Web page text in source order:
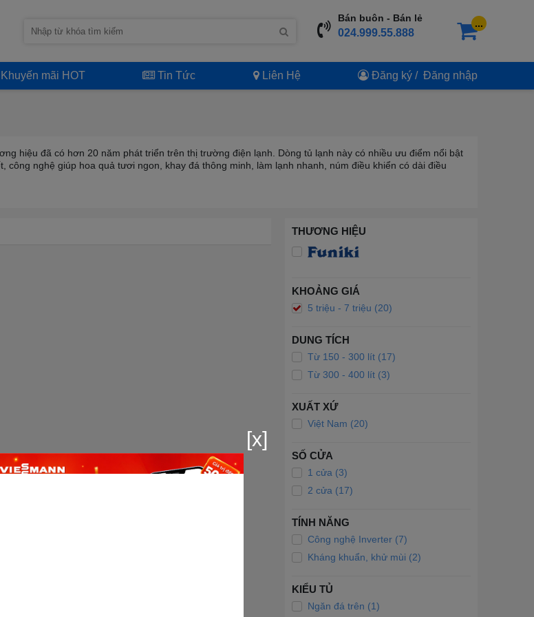
Bán buôn - Bán lẻ
024.999.55.888
...
Khuyến mãi HOT Tin Tức Liên Hệ Đăng ký / Đăng nhập
hiệu đã có hơn 20 năm phát triển trên thị trường điện lạnh. Dòng tủ lạnh này có nhiều ưu điểm nổi bật
nghệ giúp hoa quả tươi ngon, khay đá thông minh, làm lạnh nhanh, núm điều khiển có dài điều
THƯƠNG HIỆU
KHOẢNG GIÁ
5 triệu - 7 triệu (20)
DUNG TÍCH
Từ 150 - 300 lít (17)
Từ 300 - 400 lít (3)
XUẤT XỨ
Việt Nam (20)
SỐ CỬA
1 cửa (3)
2 cửa (17)
TÍNH NĂNG
Công nghệ Inverter (7)
Kháng khuẩn, khử mùi (2)
KIỂU TỦ
Ngăn đá trên (1)
[x]